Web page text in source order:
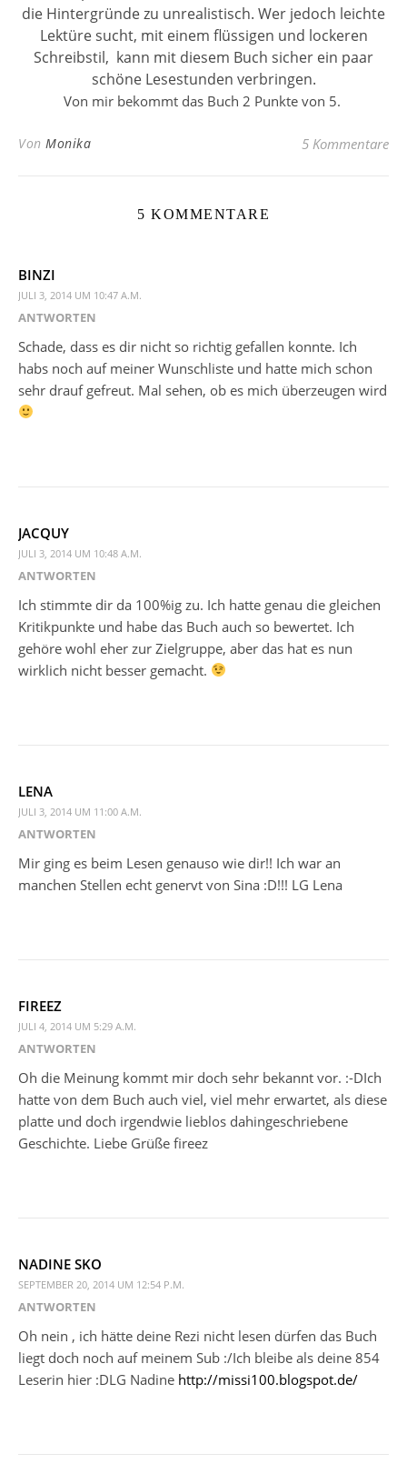
die Hintergründe zu unrealistisch. Wer jedoch leichte
Lektüre sucht, mit einem flüssigen und lockeren
Schreibstil, kann mit diesem Buch sicher ein paar
schöne Lesestunden verbringen.
Von mir bekommt das Buch 2 Punkte von 5.
Von Monika 5 Kommentare
5 KOMMENTARE
BINZI
JULI 3, 2014 UM 10:47 A.M.
ANTWORTEN
Schade, dass es dir nicht so richtig gefallen konnte. Ich
habs noch auf meiner Wunschliste und hatte mich schon
sehr drauf gefreut. Mal sehen, ob es mich überzeugen wird
JACQUY
JULI 3, 2014 UM 10:48 A.M.
ANTWORTEN
Ich stimmte dir da 100%ig zu. Ich hatte genau die gleichen
Kritikpunkte und habe das Buch auch so bewertet. Ich
gehöre wohl eher zur Zielgruppe, aber das hat es nun
wirklich nicht besser gemacht.
LENA
JULI 3, 2014 UM 11:00 A.M.
ANTWORTEN
Mir ging es beim Lesen genauso wie dir!! Ich war an
manchen Stellen echt genervt von Sina :D!!! LG Lena
FIREEZ
JULI 4, 2014 UM 5:29 A.M.
ANTWORTEN
Oh die Meinung kommt mir doch sehr bekannt vor. :-DIch
hatte von dem Buch auch viel, viel mehr erwartet, als diese
platte und doch irgendwie lieblos dahingeschriebene
Geschichte. Liebe Grüße fireez
NADINE SKO
SEPTEMBER 20, 2014 UM 12:54 P.M.
ANTWORTEN
Oh nein , ich hätte deine Rezi nicht lesen dürfen das Buch
liegt doch noch auf meinem Sub :/Ich bleibe als deine 854
Leserin hier :DLG Nadine http://missi100.blogspot.de/